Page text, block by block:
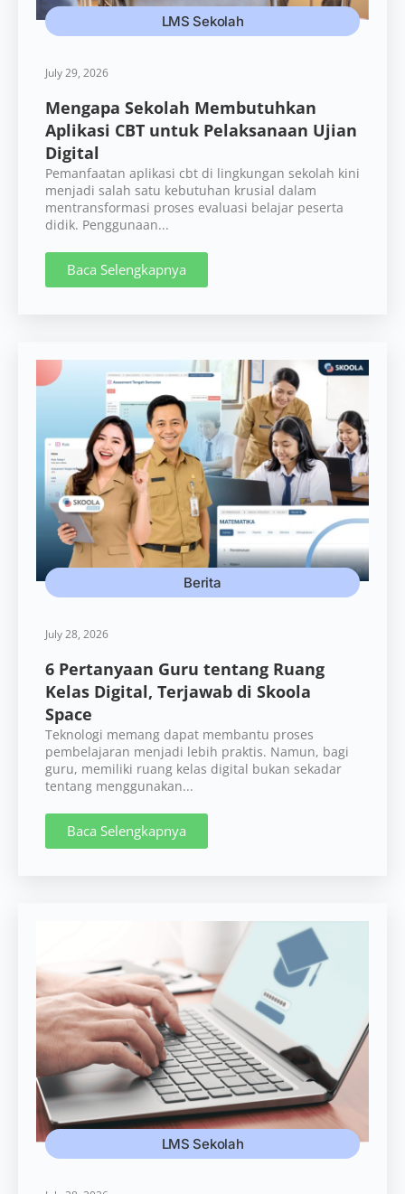
LMS Sekolah
July 29, 2026
Mengapa Sekolah Membutuhkan
Aplikasi CBT untuk Pelaksanaan Ujian
Digital
Pemanfaatan aplikasi cbt di lingkungan sekolah kini
menjadi salah satu kebutuhan krusial dalam
mentransformasi proses evaluasi belajar peserta
didik. Penggunaan...
Baca Selengkapnya
Berita
July 28, 2026
6 Pertanyaan Guru tentang Ruang
Kelas Digital, Terjawab di Skoola
Space
Teknologi memang dapat membantu proses
pembelajaran menjadi lebih praktis. Namun, bagi
guru, memiliki ruang kelas digital bukan sekadar
tentang menggunakan...
Baca Selengkapnya
LMS Sekolah